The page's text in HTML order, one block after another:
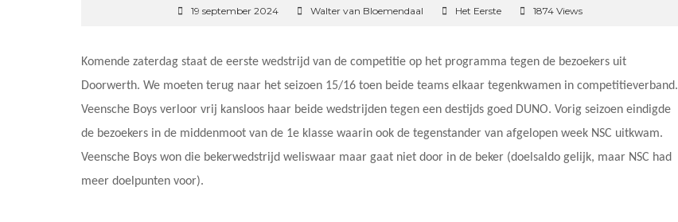
19 september 2024 Walter van Bloemendaal Het Eerste 1874 Views
Komende zaterdag staat de eerste wedstrijd van de competitie op het programma tegen de bezoekers uit
Doorwerth. We moeten terug naar het seizoen 15/16 toen beide teams elkaar tegenkwamen in competitieverband.
Veensche Boys verloor vrij kansloos haar beide wedstrijden tegen een destijds goed DUNO. Vorig seizoen eindigde
de bezoekers in de middenmoot van de 1e klasse waarin ook de tegenstander van afgelopen week NSC uitkwam.
Veensche Boys won die bekerwedstrijd weliswaar maar gaat niet door in de beker (doelsaldo gelijk, maar NSC had
meer doelpunten voor).